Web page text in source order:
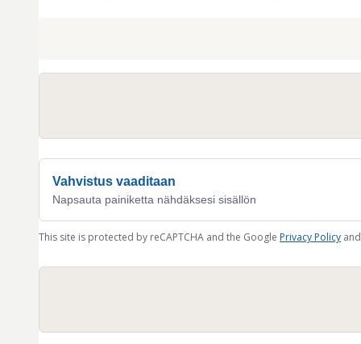
Vahvistus vaaditaan
Napsauta painiketta nähdäksesi sisällön
This site is protected by reCAPTCHA and the Google Privacy Policy and